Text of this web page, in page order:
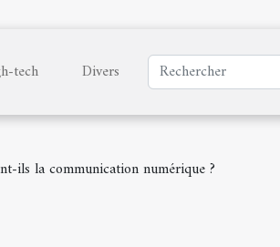
tech Divers
ils la communication numérique ?